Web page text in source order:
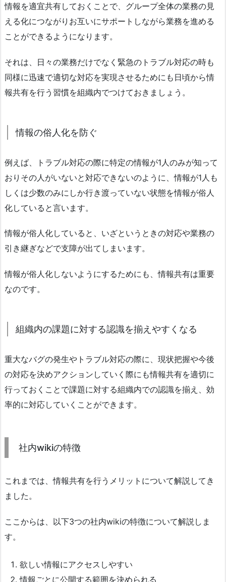
情報を適宜共有しておくことで、グループ全体の業務の見
える化につながりお互いにサポートしながら業務を進める
ことができるようになります。
それは、日々の業務だけでなく緊急のトラブル対応の時も
同様に迅速で適切な対応を実現させるためにも日頃から情
報共有を行う習慣を組織内でつけておきましょう。
情報の俗人化を防ぐ
例えば、トラブル対応の際に特定の情報が1人のみが知って
おりその人がいないと対応できないのように、情報が1人も
しくは少数のみにしか行き渡っていない状態を情報が俗人
化していると言います。
情報が俗人化していると、いざというときの対応や業務の
引き継ぎなどで支障が出てしまいます。
情報が俗人化しないようにするためにも、情報共有は重要
なのです。
組織内の課題に対する認識を揃えやすくなる
重大なバグの発生やトラブル対応の際に、現状把握や今後
の対応を決めアクションしていく際にも情報共有を適切に
行っておくことで課題に対する組織内での認識を揃え、効
率的に対応していくことができます。
社内wikiの特徴
これまでは、情報共有を行うメリットについて解説してき
ました。
ここからは、以下3つの社内wikiの特徴について解説しま
す。
欲しい情報にアクセスしやすい
情報ごとに公開する範囲を決められる